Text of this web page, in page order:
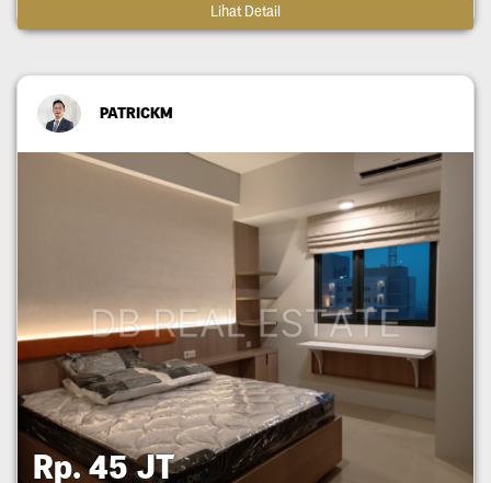
Lihat Detail
PATRICKM
Rp. 45 JT